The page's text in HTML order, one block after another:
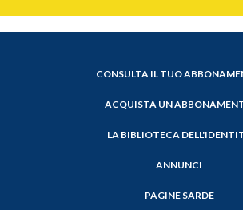
CONSULTA IL TUO
ACQUISTA UN
LA BIBLIOTECA
ANNUNCI
PAGINE SARDE